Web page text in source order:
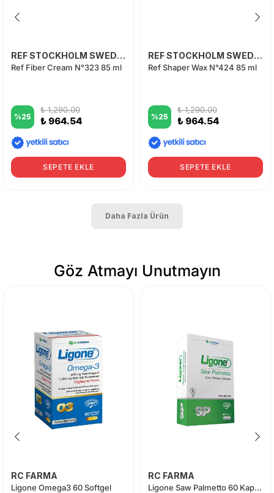
REF STOCKHOLM SWEDEN
Ref Fiber Cream N°323 85 ml
%25
₺ 1,290.00
₺ 964.54
SEPETE EKLE
REF STOCKHOLM SWEDEN
Ref Shaper Wax N°424 85 ml
%25
₺ 1,290.00
₺ 964.54
SEPETE EKLE
Daha Fazla Ürün
Göz Atmayı Unutmayın
RC FARMA
Ligone Omega3 60 Softgel
RC FARMA
Ligone Saw Palmetto 60 Kapsül